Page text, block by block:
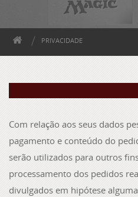
PRIVACIDADE
Com relação aos seus dados
pagamento e conteúdo do
serão utilizados para outros
processamento dos pedidos
divulgados em hipótese